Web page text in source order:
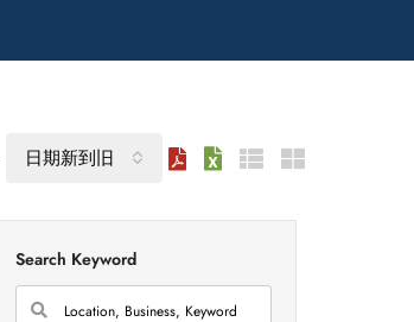
日期新到旧
Search Keyword